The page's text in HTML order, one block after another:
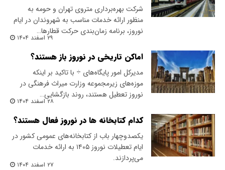
شرکت بهره‌برداری متروی تهران و حومه به
منظور ارائه خدمات مناسب به شهروندان در ایام
نوروز، برنامه زمان‌بندی حرکت قطارها…
۲۹ اسفند ۱۴۰۴
اماکن تاریخی در نوروز باز هستند؟
مدیرکل امور پایگاه‌های ÷ با تاکید بر اینکه
موزه‌های زیرمجموعه وزارت میراث فرهنگی در
نوروز تعطیل هستند، روند بازگشایی…
۲۸ اسفند ۱۴۰۴
کدام کتابخانه ها در نوروز فعال هستند؟
یکصدوچهار باب از کتابخانه‌های عمومی کشور در
ایام تعطیلات نوروز ۱۴۰۵ به ارائه خدمات
می‌پردازند.
۲۷ اسفند ۱۴۰۴